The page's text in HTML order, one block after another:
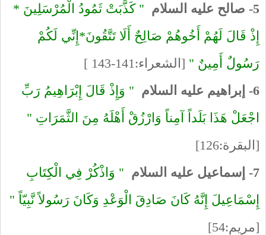
5- صالح عليه السلام
" كَذَّبَتْ ثَمُودُ الْمُرْسَلِينَ *
إِذْ قَالَ لَهُمْ أَخُوهُمْ صَالِحٌ أَلَا تَتَّقُونَ*إِنِّي لَكُمْ
رَسُولٌ أَمِينٌ " [الشعراء:141-143 ]
6- إبراهيم عليه السلام
" وَإِذْ قَالَ إِبْرَاهِيمُ رَبِّ
اجْعَلْ هَذَا بَلَداً آمِناً وَارْزُقْ أَهْلَهُ مِنَ الثَّمَرَاتِ "
[البقرة:126]
7- إسماعيل عليه السلام
" وَاذْكُرْ فِي الْكِتَابِ
إِسْمَاعِيلَ إِنَّهُ كَانَ صَادِقَ الْوَعْدِ وَكَانَ رَسُولاً نَّبِيّاً "
[مريم:54]